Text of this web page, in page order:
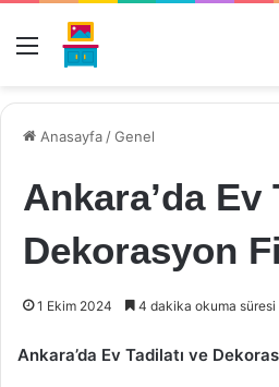
Menü
Anasayfa /Genel
Ankara’da Ev
Dekorasyon
1 Ekim 2024 4 dakika okuma süresi
Ankara’da Ev Tadilatı ve